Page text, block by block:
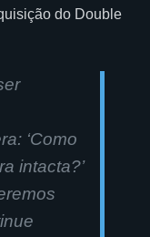
do Double
‘Como
intacta?’